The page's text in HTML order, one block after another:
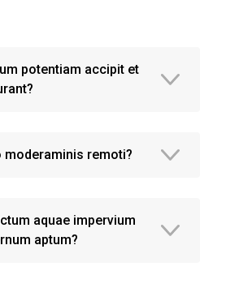
potentiam accipit et
moderaminis remoti?
aquae impervium
aptum?